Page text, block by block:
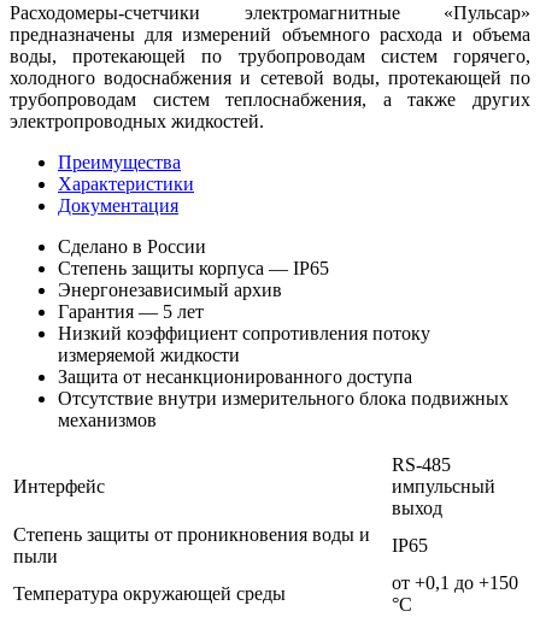
Расходомеры-счетчики электромагнитные «Пульсар»
предназначены для измерений объемного расхода и объема
воды, протекающей по трубопроводам систем горячего,
холодного водоснабжения и сетевой воды, протекающей по
трубопроводам систем теплоснабжения, а также других
электропроводных жидкостей.
Преимущества
Характеристики
Документация
Сделано в России
Степень защиты корпуса — IP65
Энергонезависимый архив
Гарантия — 5 лет
Низкий коэффициент сопротивления потоку
измеряемой жидкости
Защита от несанкционированного доступа
Отсутствие внутри измерительного блока подвижных
механизмов
Интерфейс
RS-485
импульсный
выход
Степень защиты от проникновения воды и
пыли
IP65
Температура окружающей среды
от +0,1 до +150
°С